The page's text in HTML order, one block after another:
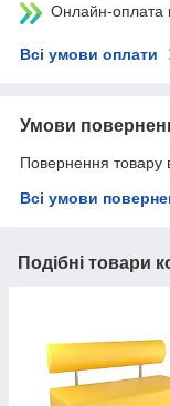
Онлайн-оплата
Всі умови оплати
Умови
Повернення товару
Всі умови
Подібні товари